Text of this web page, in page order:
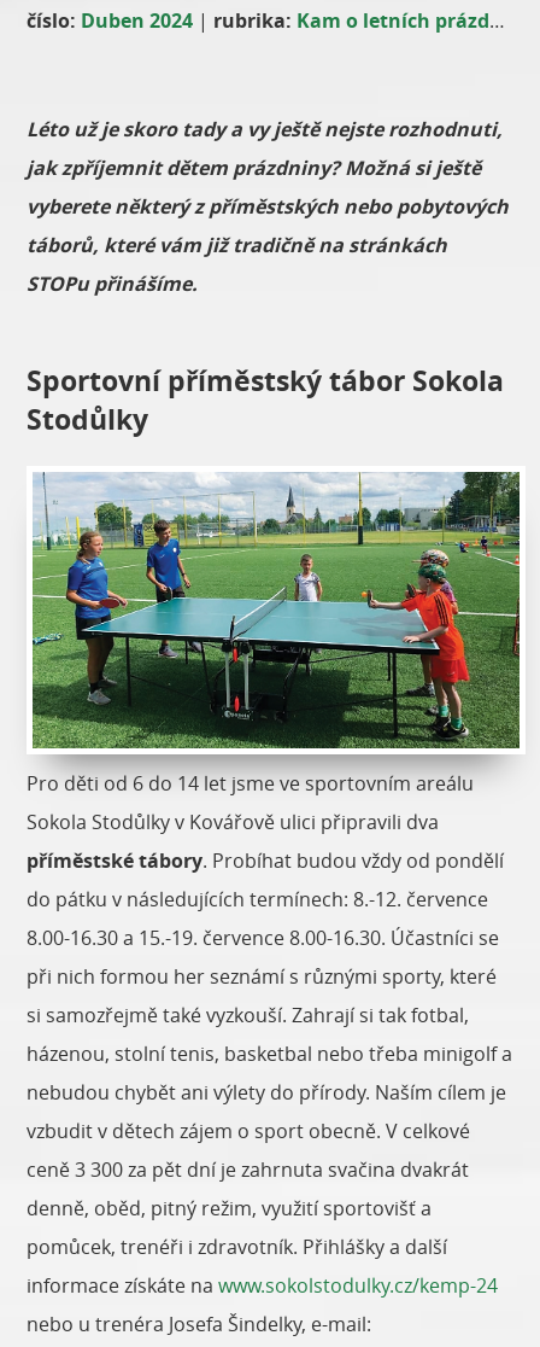
číslo: Duben 2024 | rubrika: Kam o letních prázdninách?
Léto už je skoro tady a vy ještě nejste rozhodnuti,
jak zpříjemnit dětem prázdniny? Možná si ještě
vyberete některý z příměstských nebo pobytových
táborů, které vám již tradičně na stránkách
STOPu přinášíme.
Sportovní příměstský tábor Sokola
Stodůlky
Pro děti od 6 do 14 let jsme ve sportovním areálu
Sokola Stodůlky v Kovářově ulici připravili dva
příměstské tábory. Probíhat budou vždy od pondělí
do pátku v následujících termínech: 8.-12. července
8.00-16.30 a 15.-19. července 8.00-16.30. Účastníci se
při nich formou her seznámí s různými sporty, které
si samozřejmě také vyzkouší. Zahrají si tak fotbal,
házenou, stolní tenis, basketbal nebo třeba minigolf a
nebudou chybět ani výlety do přírody. Naším cílem je
vzbudit v dětech zájem o sport obecně. V celkové
ceně 3 300 za pět dní je zahrnuta svačina dvakrát
denně, oběd, pitný režim, využití sportovišť a
pomůcek, trenéři i zdravotník. Přihlášky a další
informace získáte nawww.sokolstodulky.cz/kemp-24
nebo u trenéra Josefa Šindelky, e-mail: